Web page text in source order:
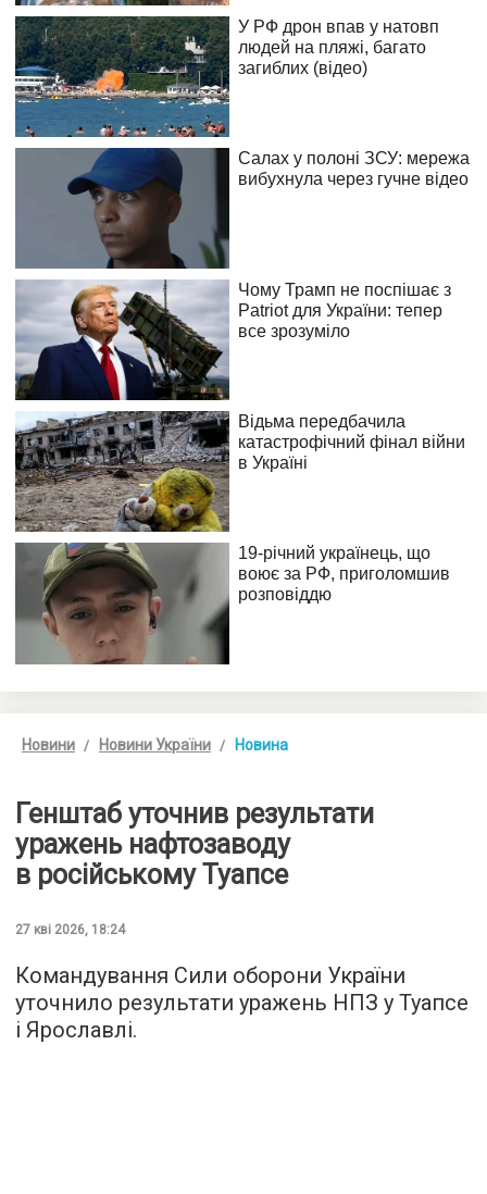
Новини Новини України Новина
Генштаб уточнив результати
уражень нафтозаводу
в російському Туапсе
27 кві 2026, 18:24
Командування Сили оборони України
уточнило результати уражень НПЗ у Туапсе
і Ярославлі.